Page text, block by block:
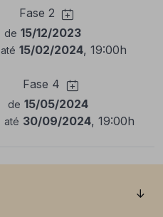
Fase 2
de 15/12/2023
até 15/02/2024, 19:00h
Fase 4
de 15/05/2024
até 30/09/2024, 19:00h